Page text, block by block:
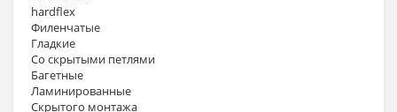
hardflex
Филенчатые
Гладкие
Со скрытыми петлями
Багетные
Ламинированные
Скрытого монтажа